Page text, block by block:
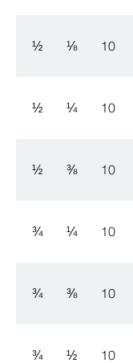
½ ⅛ 10
½ ¼ 10
½ ⅜ 10
¾ ¼ 10
¾ ⅜ 10
¾ ½ 10